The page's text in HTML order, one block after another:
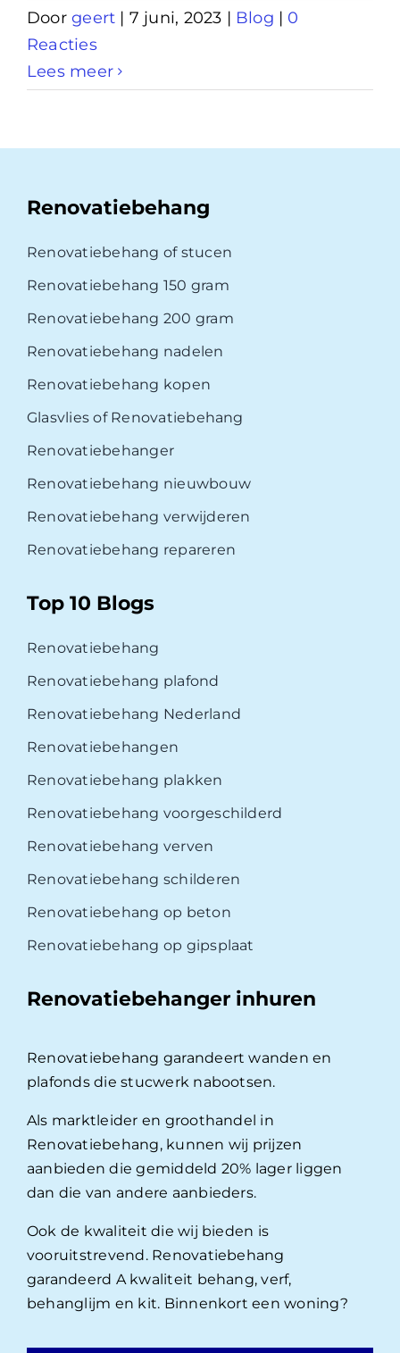
Doorgeert | 7 juni, 2023 | Blog | 0
Reacties
Lees meer
Renovatiebehang
Renovatiebehang of stucen
Renovatiebehang 150 gram
Renovatiebehang 200 gram
Renovatiebehang nadelen
Renovatiebehang kopen
Glasvlies of Renovatiebehang
Renovatiebehanger
Renovatiebehang nieuwbouw
Renovatiebehang verwijderen
Renovatiebehang repareren
Top 10 Blogs
Renovatiebehang
Renovatiebehang plafond
Renovatiebehang Nederland
Renovatiebehangen
Renovatiebehang plakken
Renovatiebehang voorgeschilderd
Renovatiebehang verven
Renovatiebehang schilderen
Renovatiebehang op beton
Renovatiebehang op gipsplaat
Renovatiebehanger inhuren
Renovatiebehang garandeert wanden en
plafonds die stucwerk nabootsen.
Als marktleider en groothandel in
Renovatiebehang, kunnen wij prijzen
aanbieden die gemiddeld 20% lager liggen
dan die van andere aanbieders.
Ook de kwaliteit die wij bieden is
vooruitstrevend. Renovatiebehang
garandeerd A kwaliteit behang, verf,
behanglijm en kit. Binnenkort een woning?